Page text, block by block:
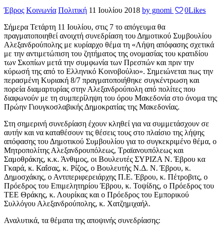
Έβρος Κοινωνία Πολιτική 11 Ιουλίου 2018 by gnomi 0Likes
Σήμερα Τετάρτη 11 Ιουλίου, στις 7 το απόγευμα θα
πραγματοποιηθεί ανοιχτή συνεδρίαση του Δημοτικού Συμβουλίου
Αλεξανδρούπολης με κυρίαρχο θέμα τη «Λήψη απόφασης σχετικά
με την αντιμετώπιση του ζητήματος της ονομασίας του κρατιδίου
των Σκοπίων μετά την συμφωνία των Πρεσπών και πριν την
κύρωσή της από το Ελληνικό Κοινοβούλιο». Σημειώνεται πως την
περασμένη Κυριακή 8/7 πραγματοποιήθηκε συγκέντρωση και
πορεία διαμαρτυρίας στην Αλεξανδρούπολη από πολίτες που
διαφωνούν με τη συμπερίληψη του όρου Μακεδονία στο όνομα της
Πρώην Γιουγκοσλαβικής Δημοκρατίας της Μακεδονίας.
Στη σημερινή συνεδρίαση έχουν κληθεί για να συμμετάσχουν σε
αυτήν και να καταθέσουν τις θέσεις τους στο πλαίσιο της λήψης
απόφασης του Δημοτικού Συμβουλίου για το συγκεκριμένο θέμα, ο
Μητροπολίτης Αλεξανδρουπόλεως, Τραϊανουπόλεως και
Σαμοθράκης, κ.κ. Άνθιμος, οι Βουλευτές ΣΥΡΙΖΑ Ν. Έβρου κα
Γκαρά, κ. Καΐσας, κ. Ρίζος, ο Βουλευτής Ν.Δ. Ν. Έβρου, κ.
Δημοσχάκης, ο Αντιπεριφερειάρχης Π.Ε. Έβρου, κ. Πέτροβιτς, ο
Πρόεδρος του Επιμελητηρίου Έβρου, κ. Τοψίδης, ο Πρόεδρος του
ΤΕΕ Θράκης, κ. Λουρίκας και ο Πρόεδρος του Εμπορικού
Συλλόγου Αλεξανδρούπολης, κ. Χατζημιχαήλ.
Αναλυτικά, τα θέματα της αποψινής συνεδρίασης: